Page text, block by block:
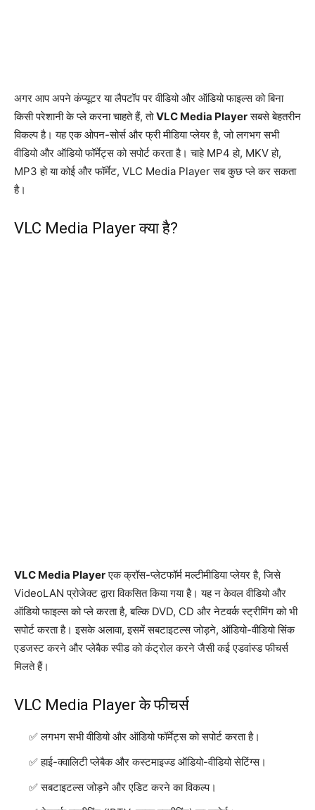
अगर आप अपने कंप्यूटर या लैपटॉप पर वीडियो और ऑडियो फाइल्स को बिना
किसी परेशानी के प्ले करना चाहते हैं, तोVLC Media Playerसबसे बेहतरीन
विकल्प है। यह एक ओपन-सोर्स और फ्री मीडिया प्लेयर है, जो लगभग सभी
वीडियो और ऑडियो फॉर्मेट्स को सपोर्ट करता है। चाहे MP4 हो, MKV हो,
MP3 हो या कोई और फॉर्मेट, VLC Media Player सब कुछ प्ले कर सकता
है।
VLC Media Player क्या है?
VLC Media Playerएक क्रॉस-प्लेटफॉर्म मल्टीमीडिया प्लेयर है, जिसे
VideoLAN प्रोजेक्ट द्वारा विकसित किया गया है। यह न केवल वीडियो और
ऑडियो फाइल्स को प्ले करता है, बल्कि DVD, CD और नेटवर्क स्ट्रीमिंग को भी
सपोर्ट करता है। इसके अलावा, इसमें सबटाइटल्स जोड़ने, ऑडियो-वीडियो सिंक
एडजस्ट करने और प्लेबैक स्पीड को कंट्रोल करने जैसी कई एडवांस्ड फीचर्स
मिलते हैं।
VLC Media Player के फीचर्स
लगभग सभी वीडियो और ऑडियो फॉर्मेट्स को सपोर्ट करता है।
हाई-क्वालिटी प्लेबैक और कस्टमाइज्ड ऑडियो-वीडियो सेटिंग्स।
सबटाइटल्स जोड़ने और एडिट करने का विकल्प।